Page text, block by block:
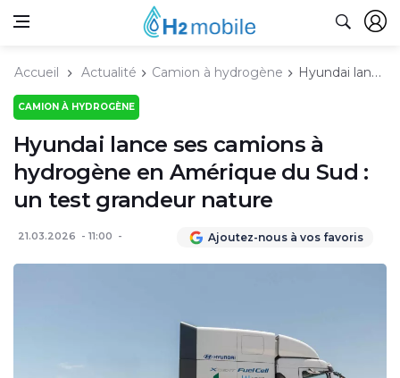
Accueil Actualité Camion à hydrogène Hyundai lance ses camions à hydrogène en Amérique du Sud : un test grandeur nature
CAMION À HYDROGÈNE
Hyundai lance ses camions à
hydrogène en Amérique du Sud :
un test grandeur nature
21.03.2026 11:00 Ajoutez-nous à vos favoris